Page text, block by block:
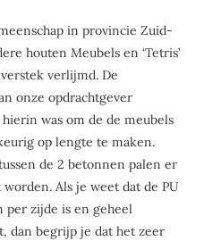
in provincie Zuid-
houten Meubels en ‘Tetris’
verlijmd. De
onze opdrachtgever
was om de de meubels
op lengte te maken.
de 2 betonnen palen er
Als je weet dat de PU
per zijde is en geheel
dan begrijp je dat het zeer